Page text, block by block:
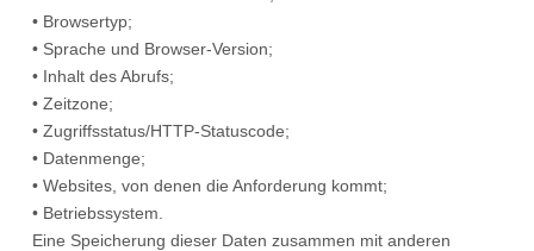
• Browsertyp;
• Sprache und Browser-Version;
• Inhalt des Abrufs;
• Zeitzone;
• Zugriffsstatus/HTTP-Statuscode;
• Datenmenge;
• Websites, von denen die Anforderung kommt;
• Betriebssystem.
Eine Speicherung dieser Daten zusammen mit anderen